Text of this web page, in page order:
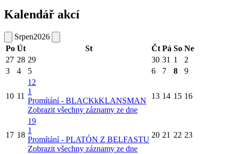
Kalendář akcí
Srpen2026
Po Út St Čt Pá So Ne
27 28 29 30 31 1
2
3
4 5 6 7 8 9
10 11
12
1
Promítání - BLACKkKLANSMAN
Zobrazit všechny záznamy ze dne
13 14 15 16
17 18
19
1
Promítání - PLATÓN Z BELFASTU
Zobrazit všechny záznamy ze dne
20 21 22 23